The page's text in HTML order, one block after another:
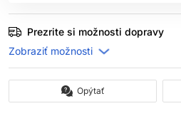
Prezrite si možnosti dopravy
Opýtať